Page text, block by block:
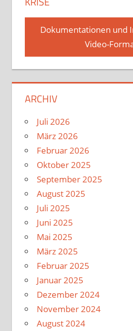
Dokumentationen und
Video-
ARCHIV
Juli 2026
März 2026
Februar 2026
Oktober 2025
September 2025
August 2025
Juli 2025
Juni 2025
Mai 2025
März 2025
Februar 2025
Januar 2025
Dezember 2024
November 2024
August 2024